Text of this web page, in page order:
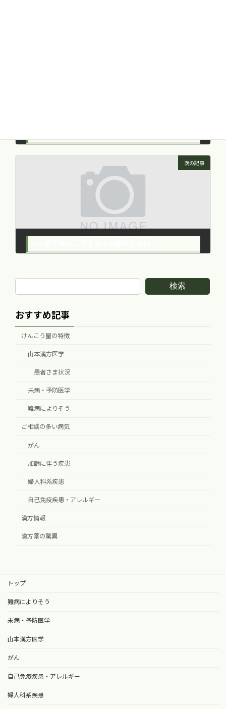
2015年10月20日
次の記事
検索
おすすめ記事
けんこう屋の特徴
山本漢方医学
患者さま状況
未病・予防医学
難病によりそう
ご相談の多い病気
がん
加齢に伴う疾患
婦人科系疾患
自己免疫疾患・アレルギー
漢方情報
漢方薬の驚異
トップ
難病によりそう
未病・予防医学
山本漢方医学
がん
自己免疫疾患・アレルギー
婦人科系疾患